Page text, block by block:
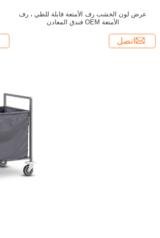
عرض لون الخشب رف الأمتعة قابلة للطي ، رف
الأمتعة OEM فندق المعادن
اتصل